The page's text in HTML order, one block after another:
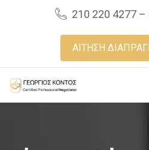
210 220 4277 –
ΑΙΤΗΣΗ